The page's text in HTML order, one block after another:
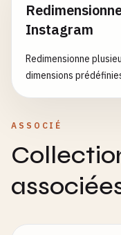
Instagram
Redimensionne
dimensions
ASSOCIÉ